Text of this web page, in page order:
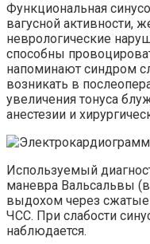
Функциональная
вагусной активности,
неврологические
способны
напоминают синдром
возникать в
увеличения тонуса
анестезии и
Используемый
маневра Вальсальвы
выдохом через
ЧСС. При слабости
наблюдается.